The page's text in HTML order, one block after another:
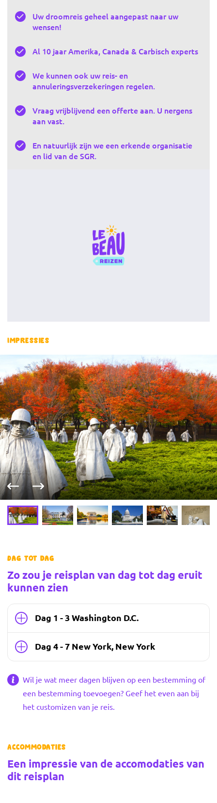
Uw droomreis geheel aangepast naar uw
wensen!
Al 10 jaar Amerika, Canada & Carbisch experts
We kunnen ook uw reis- en
annuleringsverzekeringen regelen.
Vraag vrijblijvend een offerte aan. U nergens
aan vast.
En natuurlijk zijn we een erkende organisatie
en lid van de SGR.
Impressies
Vorige fotoVolgende foto
Dag tot dag
Zo zou je reisplan van dag tot dag eruit
kunnen zien
Dag 1 - 3 Washington D.C.
Dag 4 - 7 New York, New York
Wil je wat meer dagen blijven op een bestemming of
een bestemming toevoegen? Geef het even aan bij
het customizen van je reis.
Accommodaties
Een impressie van de accomodaties van
dit reisplan
Vorige fotoVolgende foto